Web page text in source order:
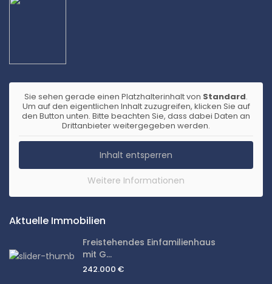
Sie sehen gerade einen Platzhalterinhalt von Standard.
Um auf den eigentlichen Inhalt zuzugreifen, klicken Sie auf
den Button unten. Bitte beachten Sie, dass dabei Daten an
Drittanbieter weitergegeben werden.
Inhalt entsperren
Weitere Informationen
Aktuelle Immobilien
Freistehendes Einfamilienhaus
mit G...
242.000 €